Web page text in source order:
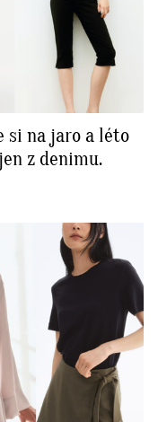
si na jaro a léto
z denimu.